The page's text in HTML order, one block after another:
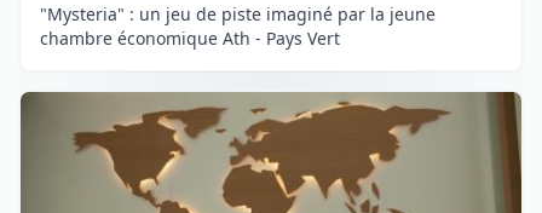
"Mysteria" : un jeu de piste imaginé par la jeune
chambre économique Ath - Pays Vert